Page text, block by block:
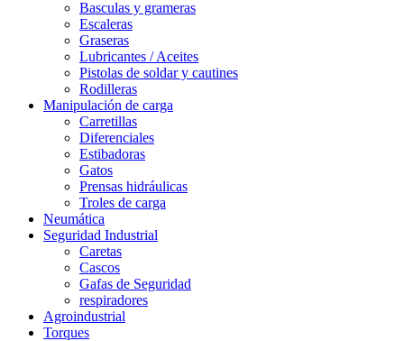
Basculas y grameras
Escaleras
Graseras
Lubricantes / Aceites
Pistolas de soldar y cautines
Rodilleras
Manipulación de carga
Carretillas
Diferenciales
Estibadoras
Gatos
Prensas hidráulicas
Troles de carga
Neumática
Seguridad Industrial
Caretas
Cascos
Gafas de Seguridad
respiradores
Agroindustrial
Torques